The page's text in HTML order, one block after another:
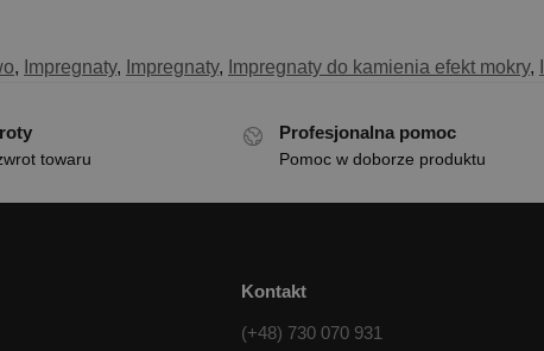
, Impregnaty, Impregnaty, Impregnaty do kamienia efekt mokry,
towaru
Profesjonalna pomoc
Pomoc w doborze produktu
Kontakt
(+48) 730 070 931